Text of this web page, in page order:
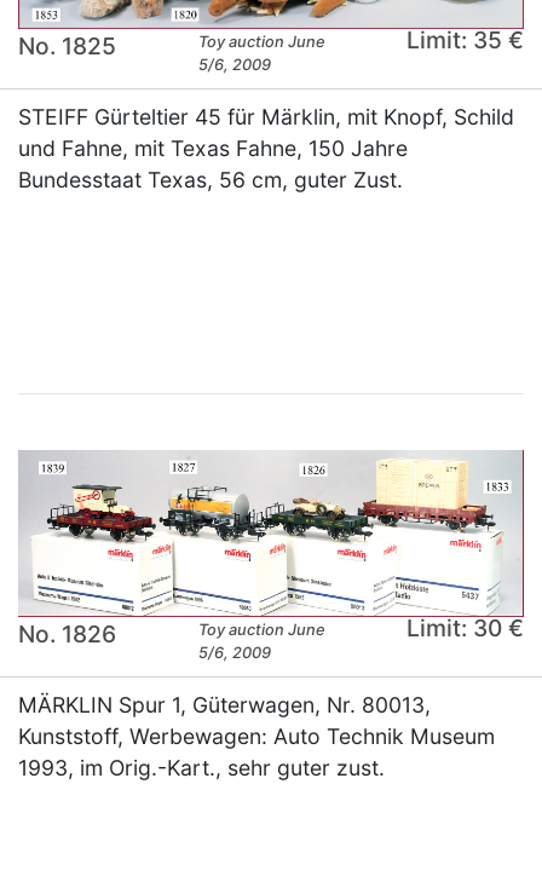
No. 1825
Toy auction June
5/6, 2009
Limit: 35 €
STEIFF Gürteltier 45 für Märklin, mit Knopf, Schild
und Fahne, mit Texas Fahne, 150 Jahre
Bundesstaat Texas, 56 cm, guter Zust.
No. 1826
Toy auction June
5/6, 2009
Limit: 30 €
MÄRKLIN Spur 1, Güterwagen, Nr. 80013,
Kunststoff, Werbewagen: Auto Technik Museum
1993, im Orig.-Kart., sehr guter zust.